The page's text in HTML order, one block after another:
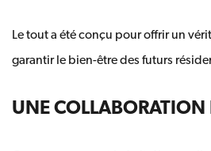
Le tout a été conçu pour offrir un
garantir le bien-être des futurs
UNE COLLABORATION